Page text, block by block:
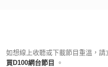
如想線上收聽或下載節目重溫，請
買D100網台節目
。